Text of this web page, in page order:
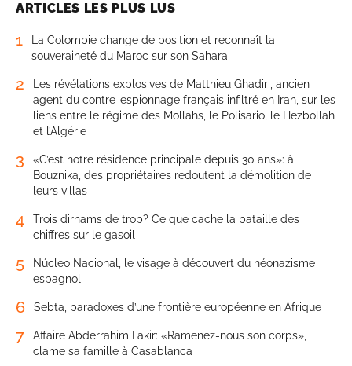
ARTICLES LES PLUS LUS
1
La Colombie change de position et reconnaît la
souveraineté du Maroc sur son Sahara
2
Les révélations explosives de Matthieu Ghadiri, ancien
agent du contre-espionnage français infiltré en Iran, sur les
liens entre le régime des Mollahs, le Polisario, le Hezbollah
et l’Algérie
3
«C’est notre résidence principale depuis 30 ans»: à
Bouznika, des propriétaires redoutent la démolition de
leurs villas
4
Trois dirhams de trop? Ce que cache la bataille des
chiffres sur le gasoil
5
Núcleo Nacional, le visage à découvert du néonazisme
espagnol
6 Sebta, paradoxes d’une frontière européenne en Afrique
7
Affaire Abderrahim Fakir: «Ramenez-nous son corps»,
clame sa famille à Casablanca